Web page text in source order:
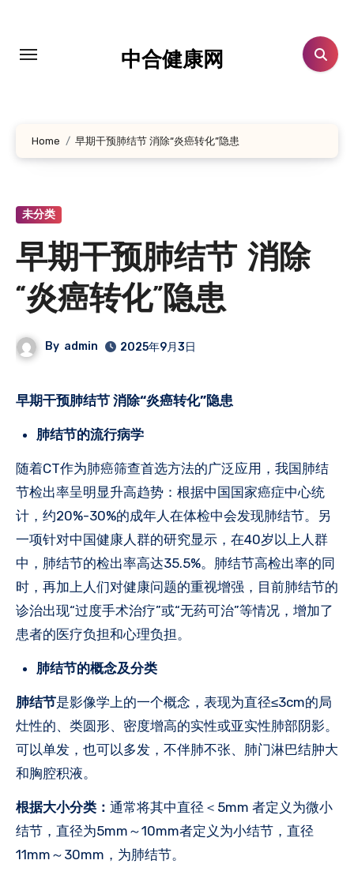
中合健康网
Home 早期干预肺结节 消除“炎癌转化”隐患
未分类
早期干预肺结节 消除
“炎癌转化”隐患
By admin 2025年9月3日
早期干预肺结节 消除“炎癌转化”隐患
肺结节的流行病学
随着CT作为肺癌筛查首选方法的广泛应用，我国肺结
节检出率呈明显升高趋势：根据中国国家癌症中心统
计，约20%-30%的成年人在体检中会发现肺结节。另
一项针对中国健康人群的研究显示，在40岁以上人群
中，肺结节的检出率高达35.5%。肺结节高检出率的同
时，再加上人们对健康问题的重视增强，目前肺结节的
诊治出现“过度手术治疗”或“无药可治”等情况，增加了
患者的医疗负担和心理负担。
肺结节的概念及分类
肺结节是影像学上的一个概念，表现为直径≤3cm的局
灶性的、类圆形、密度增高的实性或亚实性肺部阴影。
可以单发，也可以多发，不伴肺不张、肺门淋巴结肿大
和胸腔积液。
根据大小分类： 通常将其中直径＜5mm 者定义为微小
结节，直径为5mm～10mm者定义为小结节，直径
11mm～30mm，为肺结节。